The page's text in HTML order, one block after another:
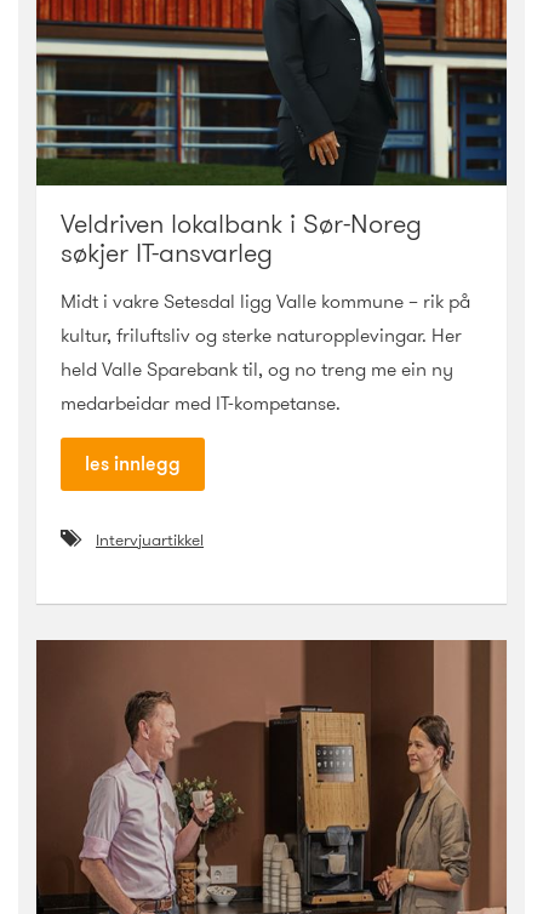
Veldriven lokalbank i Sør-Noreg
søkjer IT-ansvarleg
Midt i vakre Setesdal ligg Valle kommune – rik på
kultur, friluftsliv og sterke naturopplevingar. Her
held Valle Sparebank til, og no treng me ein ny
medarbeidar med IT-kompetanse.
les innlegg
Intervjuartikkel